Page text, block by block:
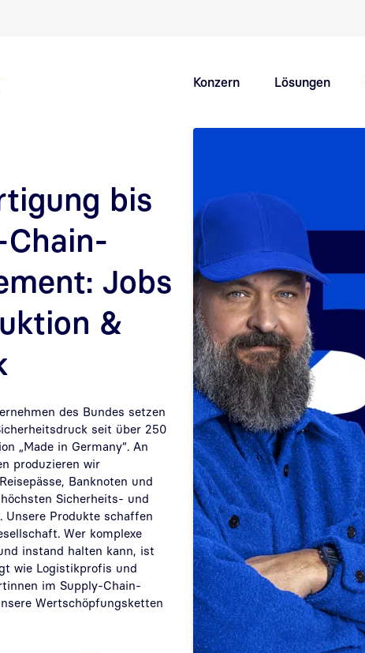
Konzern Lösungen
bis
Jobs
&
des Bundes setzen
seit über 250
„Made in Germany“. An
produzieren wir
Banknoten und
Sicherheits- und
Unsere Produkte schaffen
Wer komplexe
instand halten kann, ist
wie Logistikprofis und
im Supply-Chain-
Wertschöpfungsketten
Zurück